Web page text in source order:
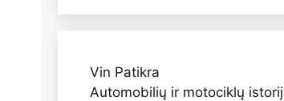
Vin Patikra
Automobilių ir motociklų